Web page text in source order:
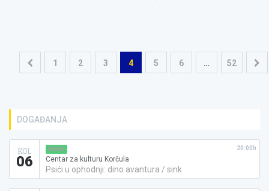
Navigacija
1 2 3 4 5 6 … 52
DOGAĐANJA
KOL
06
KINO
Centar za kulturu Korčula
Psići u ophodnji: dino avantura / sink
20:00h